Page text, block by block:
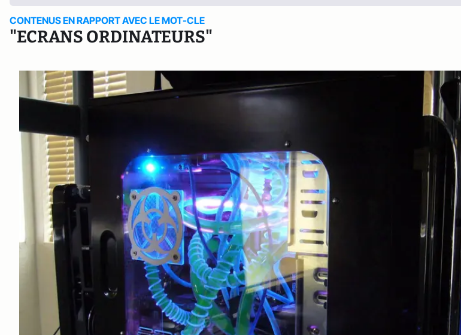
CONTENUS EN RAPPORT AVEC LE MOT-CLE
"ECRANS ORDINATEURS"